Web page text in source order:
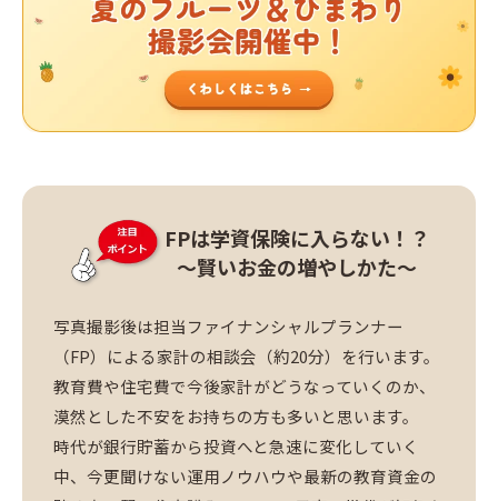
FPは学資保険に入らない！？
～賢いお金の増やしかた～
写真撮影後は担当ファイナンシャルプランナー
（FP）による家計の相談会（約20分）を行います。
教育費や住宅費で今後家計がどうなっていくのか、
漠然とした不安をお持ちの方も多いと思います。
時代が銀行貯蓄から投資へと急速に変化していく
中、今更聞けない運用ノウハウや最新の教育資金の